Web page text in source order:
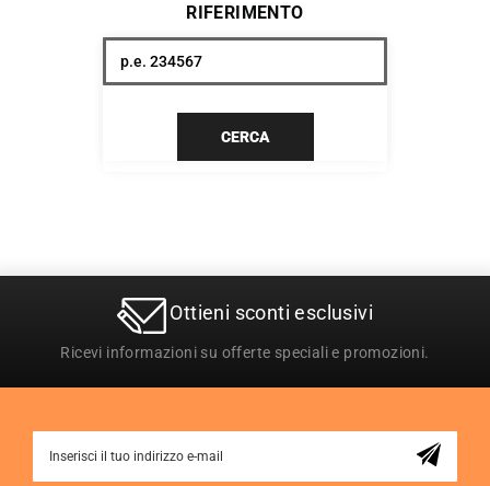
RIFERIMENTO
CERCA
Ottieni sconti esclusivi
Ricevi informazioni su offerte speciali e promozioni.